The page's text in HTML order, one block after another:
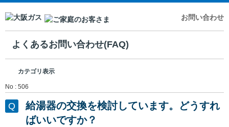
お問い合わせ
よくあるお問い合わせ(FAQ)
カテゴリ表示
No : 506
給湯器の交換を検討しています。どうすれ
ばいいですか？